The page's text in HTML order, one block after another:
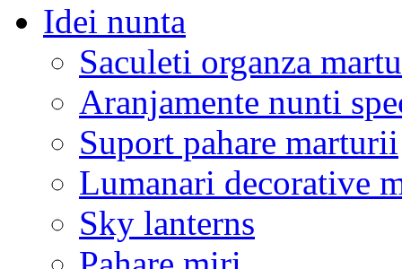
Idei nunta
Saculeti organza
Aranjamente nunti
Suport pahare marturii
Lumanari decorative
Sky lanterns